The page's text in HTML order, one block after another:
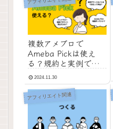
複数アメブロで
Ameba Pickは使え
る？規約と実例で解
説2024.11.30
アフィリエイト関連